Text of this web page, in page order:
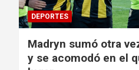
DEPORTES
Madryn sumó otra
y se acomodó en el